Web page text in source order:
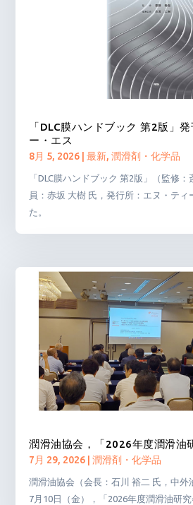
「DLC膜ハンドブック 第2版」
ー・エス
8月 5, 2026 |最新,潤滑剤・化学品
「DLC膜ハンドブック 第2版」（監修
員：赤坂 大樹 氏，発行所：エヌ・ティ
た。
潤滑油協会，「2026年度潤滑油
7月 29, 2026 |潤滑剤・化学品
潤滑油協会（会長：石川 裕二 氏，中外
7月10日（金），「2026年度潤滑油研